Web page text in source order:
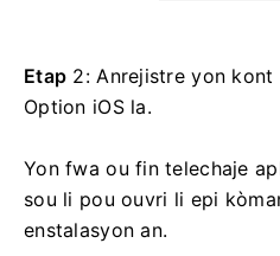
Etap 2: Anrejistre yon kont
Option iOS la.
Yon fwa ou fin telechaje
sou li pou ouvri li epi
enstalasyon an.